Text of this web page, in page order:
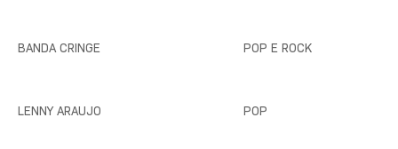
BANDA CRINGE POP E ROCK
LENNY ARAUJO POP